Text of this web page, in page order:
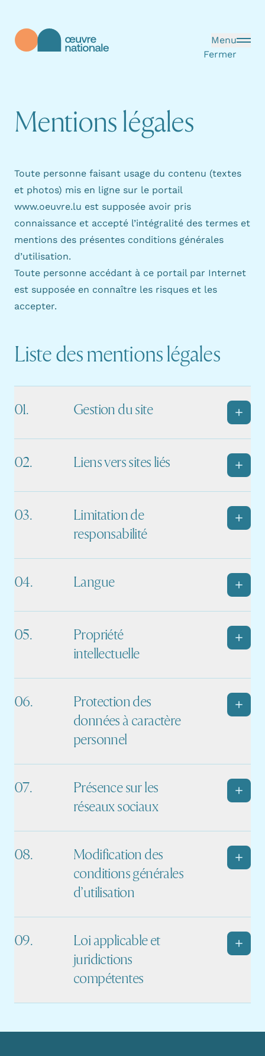
Menu
Fermer
Mentionslégales
Toute personne faisant usage du contenu (textes
et photos) mis en ligne sur le portail
www.oeuvre.lu est supposée avoir pris
connaissance et accepté l’intégralité des termes et
mentions des présentes conditions générales
d’utilisation.
Toute personne accédant à ce portail par Internet
est supposée en connaître les risques et les
accepter.
Liste des mentions légales
Gestion du site
Liens vers sites liés
Limitation de
responsabilité
Langue
Propriété
intellectuelle
Protection des
données à caractère
personnel
Présence sur les
réseaux sociaux
Modification des
conditions générales
d’utilisation
Loi applicable et
juridictions
compétentes